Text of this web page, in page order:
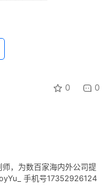
0 0
，为数百家海内外公司提
手机号17352926124